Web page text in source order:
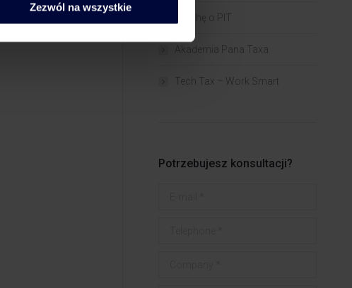
Zezwól na wszystkie
Trochę o PIT
Akademia Pana Taxa
Tech Tax – Work Smart
Potrzebujesz konsultacji?